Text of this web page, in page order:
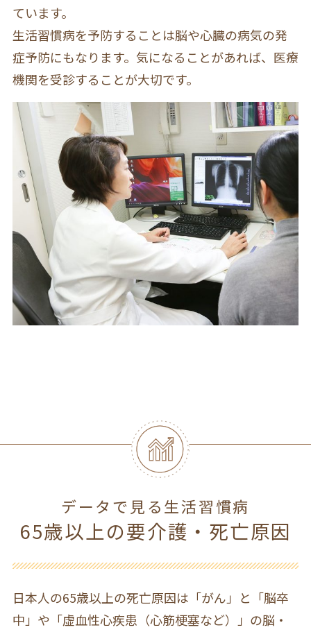
ています。
生活習慣病を予防することは脳や心臓の病気の発
症予防にもなります。気になることがあれば、医療
機関を受診することが大切です。
データで見る生活習慣病
65歳以上の要介護・死亡原因
日本人の65歳以上の死亡原因は「がん」と「脳卒
中」や「虚血性心疾患（心筋梗塞など）」の脳・